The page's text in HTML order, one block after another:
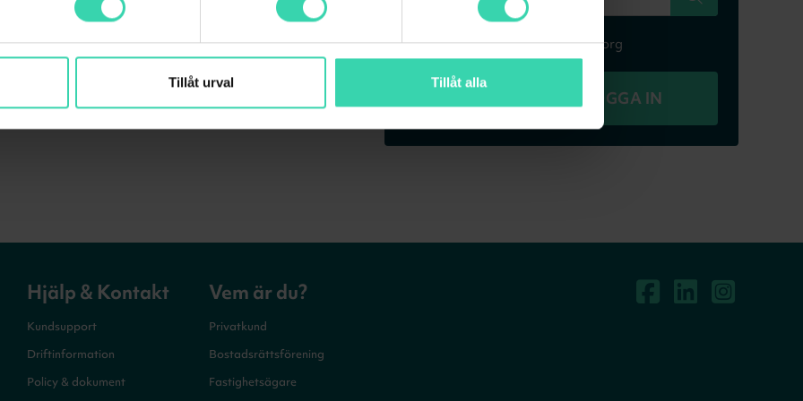
Tillåt urval Tillåt alla
T.ex Falkenbergsgatan 3, Göteborg
REDAN KUND? LOGGA IN
Hjälp & Kontakt
Kundsupport
Driftinformation
Policy & dokument
Vem är du?
Privatkund
Bostadsrättsförening
Fastighetsägare